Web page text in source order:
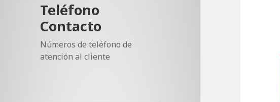
Teléfono
Contacto
Números de teléfono de
atención al cliente